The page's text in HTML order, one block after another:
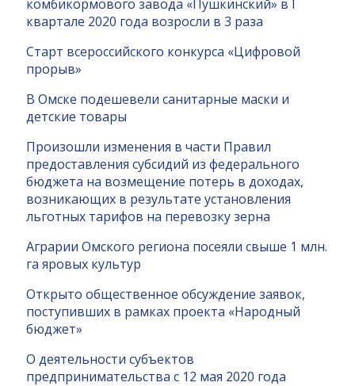
комбикормового завода «Пушкинский» в I
квартале 2020 года возросли в 3 раза
Старт всероссийского конкурса «Цифровой
прорыв»
В Омске подешевели санитарные маски и
детские товары
Произошли изменения в части Правил
предоставления субсидий из федерального
бюджета на возмещение потерь в доходах,
возникающих в результате установления
льготных тарифов на перевозку зерна
Аграрии Омского региона посеяли свыше 1 млн.
га яровых культур
Открыто общественное обсуждение заявок,
поступивших в рамках проекта «Народный
бюджет»
О деятельности субъектов
предпринимательства с 12 мая 2020 года